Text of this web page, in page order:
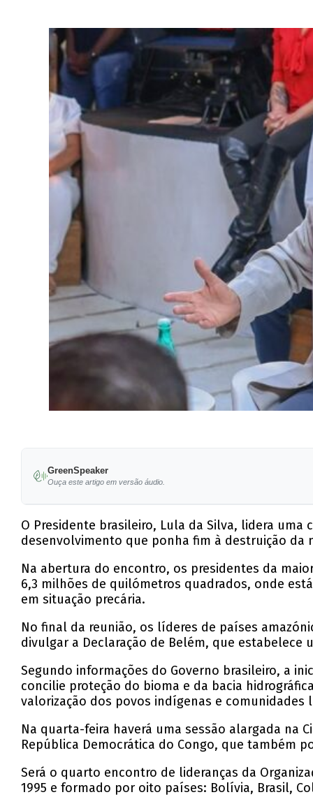
GreenSpeaker
Ouça este artigo em versão áudio.
O Presidente brasileiro, Lula da Silva, lidera
desenvolvimento que ponha fim à destruição
Na abertura do encontro, os presidentes da
6,3 milhões de quilómetros quadrados, onde
em situação precária.
No final da reunião, os líderes de países
divulgar a Declaração de Belém, que estabelece
Segundo informações do Governo brasileiro, a
concilie proteção do bioma e da bacia
valorização dos povos indígenas e comunidades
Na quarta-feira haverá uma sessão alargada na
República Democrática do Congo, que também
Será o quarto encontro de lideranças da
1995 e formado por oito países: Bolívia, Brasil,